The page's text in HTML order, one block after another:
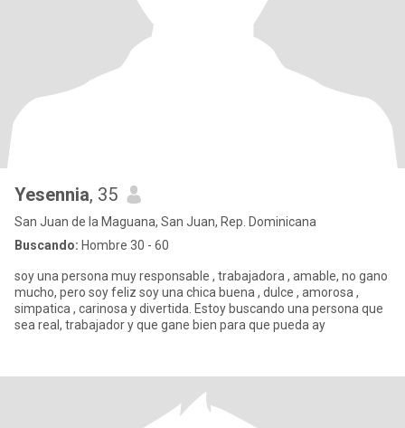
Yesennia, 35
San Juan de la Maguana, San Juan, Rep. Dominicana
Buscando: Hombre 30 - 60
soy una persona muy responsable , trabajadora , amable, no gano
mucho, pero soy feliz soy una chica buena , dulce , amorosa ,
simpatica , carinosa y divertida. Estoy buscando una persona que
sea real, trabajador y que gane bien para que pueda ay